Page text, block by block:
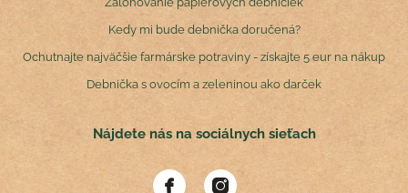
Kedy mi bude debnička doručená?
Ochutnajte najväčšie farmárske potraviny - získajte 5 eur na nákup
Debnička s ovocím a zeleninou ako darček
Nájdete nás na sociálnych sieťach